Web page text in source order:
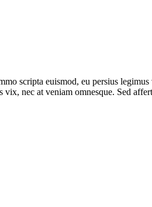
scripta euismod, eu persius
nec at veniam omnesque. Sed